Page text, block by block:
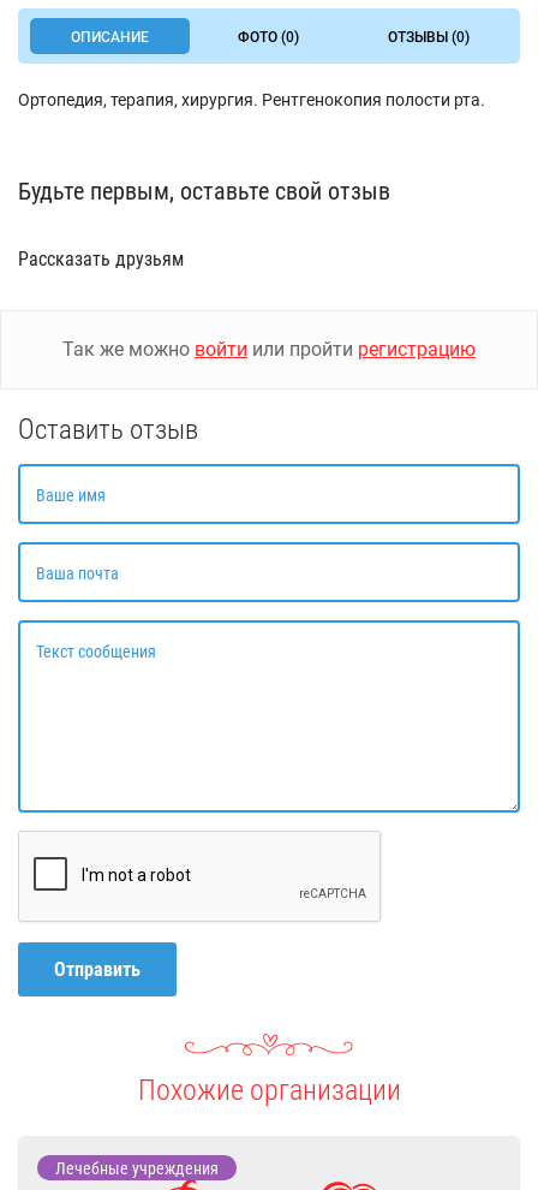
ОПИСАНИЕ ФОТО (0) ОТЗЫВЫ (0)
Ортопедия, терапия, хирургия. Рентгенокопия полости рта.
Будьте первым, оставьте свой отзыв
Рассказать друзьям
Так же можно войти или пройти регистрацию
Оставить отзыв
Ваше имя
Ваша почта
Текст сообщения
Отправить
Похожие организации
Лечебные учреждения